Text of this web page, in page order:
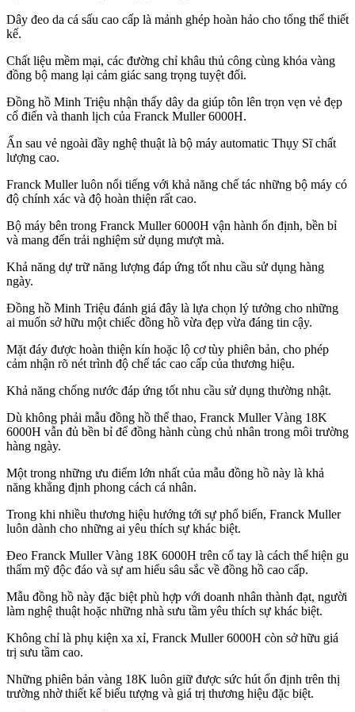
Dây đeo da cá sấu cao cấp là mảnh ghép hoàn hảo cho tổng thể thiết
kế.
Chất liệu mềm mại, các đường chỉ khâu thủ công cùng khóa vàng
đồng bộ mang lại cảm giác sang trọng tuyệt đối.
Đồng hồ Minh Triệu nhận thấy dây da giúp tôn lên trọn vẹn vẻ đẹp
cổ điển và thanh lịch của Franck Muller 6000H.
Ẩn sau vẻ ngoài đầy nghệ thuật là bộ máy automatic Thụy Sĩ chất
lượng cao.
Franck Muller luôn nổi tiếng với khả năng chế tác những bộ máy có
độ chính xác và độ hoàn thiện rất cao.
Bộ máy bên trong Franck Muller 6000H vận hành ổn định, bền bỉ
và mang đến trải nghiệm sử dụng mượt mà.
Khả năng dự trữ năng lượng đáp ứng tốt nhu cầu sử dụng hàng
ngày.
Đồng hồ Minh Triệu đánh giá đây là lựa chọn lý tưởng cho những
ai muốn sở hữu một chiếc đồng hồ vừa đẹp vừa đáng tin cậy.
Mặt đáy được hoàn thiện kín hoặc lộ cơ tùy phiên bản, cho phép
cảm nhận rõ nét trình độ chế tác cao cấp của thương hiệu.
Khả năng chống nước đáp ứng tốt nhu cầu sử dụng thường nhật.
Dù không phải mẫu đồng hồ thể thao, Franck Muller Vàng 18K
6000H vẫn đủ bền bỉ để đồng hành cùng chủ nhân trong môi trường
hàng ngày.
Một trong những ưu điểm lớn nhất của mẫu đồng hồ này là khả
năng khẳng định phong cách cá nhân.
Trong khi nhiều thương hiệu hướng tới sự phổ biến, Franck Muller
luôn dành cho những ai yêu thích sự khác biệt.
Đeo Franck Muller Vàng 18K 6000H trên cổ tay là cách thể hiện gu
thẩm mỹ độc đáo và sự am hiểu sâu sắc về đồng hồ cao cấp.
Mẫu đồng hồ này đặc biệt phù hợp với doanh nhân thành đạt, người
làm nghệ thuật hoặc những nhà sưu tầm yêu thích sự khác biệt.
Không chỉ là phụ kiện xa xỉ, Franck Muller 6000H còn sở hữu giá
trị sưu tầm cao.
Những phiên bản vàng 18K luôn giữ được sức hút ổn định trên thị
trường nhờ thiết kế biểu tượng và giá trị thương hiệu đặc biệt.